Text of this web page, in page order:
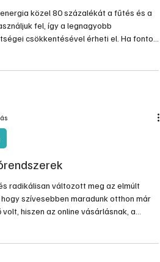
közel 80 százalékát a fűtés és a
fel, így a legnagyobb
csökkentésével érheti el. Ha fontos
radikálisan változott meg az elmúlt
szívesebben maradunk otthon már
hiszen az online vásárlásnak, a